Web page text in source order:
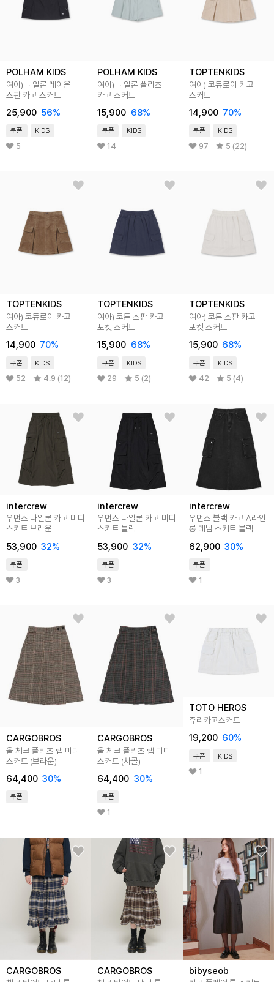
POLHAM KIDS
여아) 나일론 레이온
스판 카고 스커트
25,900 56%
쿠폰 KIDS
5
POLHAM KIDS
여아) 나일론 플리츠
카고 스커트
15,900 68%
쿠폰 KIDS
14
TOPTENKIDS
여아) 코듀로이 카고
스커트
14,900 70%
쿠폰 KIDS
97 5 (22)
TOPTENKIDS
여아) 코듀로이 카고
스커트
14,900 70%
쿠폰 KIDS
52 4.9 (12)
TOPTENKIDS
여아) 코튼 스판 카고
포켓 스커트
15,900 68%
쿠폰 KIDS
29 5 (2)
TOPTENKIDS
여아) 코튼 스판 카고
포켓 스커트
15,900 68%
쿠폰 KIDS
42 5 (4)
intercrew
우먼스 나일론 카고 미디
스커트 브라운
53,900 32%
쿠폰
3
intercrew
우먼스 나일론 카고 미디
스커트 블랙
53,900 32%
쿠폰
3
intercrew
우먼스 블랙 카고 A라인
롱 데님 스커트 블랙
62,900 30%
쿠폰
1
CARGOBROS
울 체크 플리츠 랩 미디
스커트 (브라운)
64,400 30%
쿠폰
CARGOBROS
울 체크 플리츠 랩 미디
스커트 (차콜)
64,400 30%
쿠폰
1
TOTO HEROS
쥬리카고스커트
19,200 60%
쿠폰 KIDS
1
CARGOBROS CARGOBROS bibyseob